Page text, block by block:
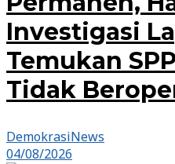
Investigasi
Temukan
Tidak
DemokrasiNews
04/08/2026